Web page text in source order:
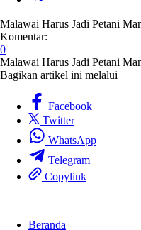
Malawai Harus Jadi Petani
Komentar:
0
Malawai Harus Jadi Petani
Bagikan artikel ini melalui
Facebook
Twitter
WhatsApp
Telegram
Copylink
Beranda